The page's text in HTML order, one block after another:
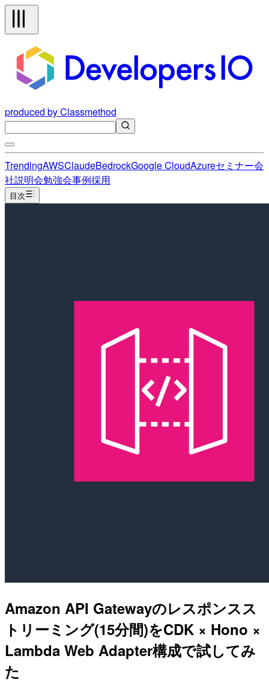
produced by Classmethod
TrendingAWSClaudeBedrockGoogle CloudAzureセミナー会
社説明会勉強会事例採用
目次
Amazon API Gatewayのレスポンスス
トリーミング(15分間)をCDK × Hono ×
Lambda Web Adapter構成で試してみ
た